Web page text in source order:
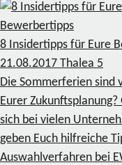
Bewerbertipps
8 Insidertipps für Eure
21.08.2017 Thalea 5
Die Sommerferien sind
Eurer
sich bei vielen
geben Euch hilfreiche
Auswahlverfahren bei